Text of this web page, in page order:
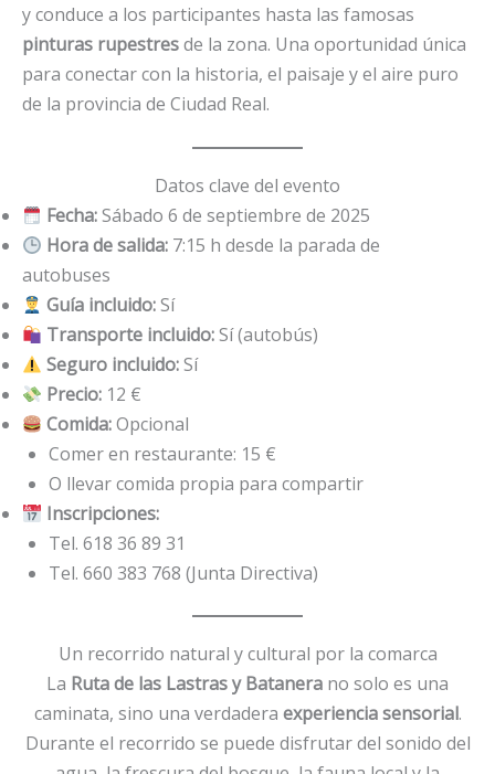
y conduce a los participantes hasta las famosas
pinturas rupestresde la zona. Una oportunidad única
para conectar con la historia, el paisaje y el aire puro
de la provincia de Ciudad Real.
Datos clave del evento
Fecha:Sábado 6 de septiembre de 2025
Hora de salida: 7:15 h desde la parada de
autobuses
Guía incluido:Sí
Transporte incluido:Sí (autobús)
Seguro incluido:Sí
Precio: 12 €
Comida:Opcional
Comer en restaurante: 15 €
O llevar comida propia para compartir
Inscripciones:
Tel. 618 36 89 31
Tel. 660 383 768 (Junta Directiva)
Un recorrido natural y cultural por la comarca
La Ruta de las Lastras y Batanera no solo es una
caminata, sino una verdadera experiencia sensorial.
Durante el recorrido se puede disfrutar del sonido del